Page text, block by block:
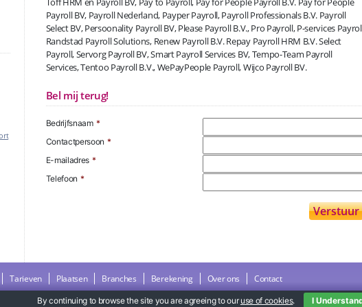
Payroll BV, Payroll Nederland, Payper Payroll, Payroll Professionals B.V. Payroll
Select BV, Persoonality Payroll BV, Please Payroll B.V., Pro Payroll, P-services
Randstad Payroll Solutions, Renew Payroll B.V. Repay Payroll HRM B.V. Select
Payroll, Servorg Payroll BV, Smart Payroll Services BV, Tempo-Team Payroll
Services, Tentoo Payroll B.V., WePayPeople Payroll, Wijco Payroll BV.
Bel mij terug!
Bedrijfsnaam *
Contactpersoon *
E-mailadres *
Telefoon *
Tarieven Plaatsen Branches Berekening Over ons Contact
By continuing to browse the site you are agreeing to our use of cookies. I